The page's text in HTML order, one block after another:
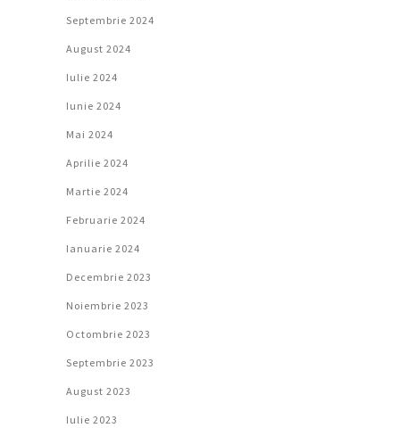
Septembrie 2024
August 2024
Iulie 2024
Iunie 2024
Mai 2024
Aprilie 2024
Martie 2024
Februarie 2024
Ianuarie 2024
Decembrie 2023
Noiembrie 2023
Octombrie 2023
Septembrie 2023
August 2023
Iulie 2023